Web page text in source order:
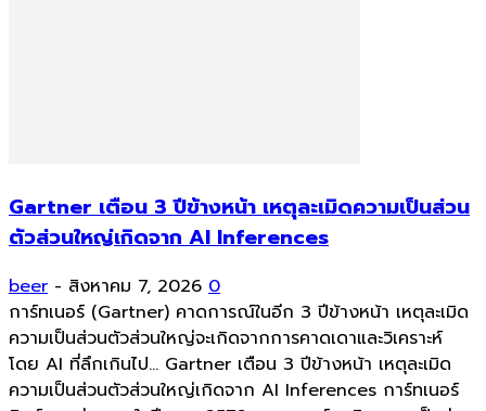
Gartner เตือน 3 ปีข้างหน้า เหตุละเมิดความเป็นส่วน
ตัวส่วนใหญ่เกิดจาก AI Inferences
beer - สิงหาคม 7, 2026 0
การ์ทเนอร์ (Gartner) คาดการณ์ในอีก 3 ปีข้างหน้า เหตุละเมิด
ความเป็นส่วนตัวส่วนใหญ่จะเกิดจากการคาดเดาและวิเคราะห์
โดย AI ที่ลึกเกินไป... Gartner เตือน 3 ปีข้างหน้า เหตุละเมิด
ความเป็นส่วนตัวส่วนใหญ่เกิดจาก AI Inferences การ์ทเนอร์